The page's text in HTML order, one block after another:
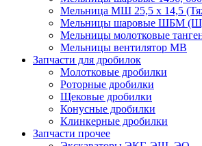
Мельница МШ 25,5 х 14,5
Мельницы шаровые ШБМ
Мельницы молотковые
Мельницы вентилятор МВ
Запчасти для дробилок
Молотковые дробилки
Роторные дробилки
Щековые дробилки
Конусные дробилки
Клинкерные дробилки
Запчасти прочее